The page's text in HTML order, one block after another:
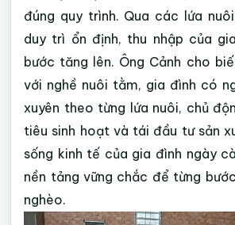
đúng quy trình. Qua các lứa
duy trì ổn định, thu nhập của
bước tăng lên. Ông Cảnh cho
với nghề nuôi tằm, gia đình có
xuyên theo từng lứa nuôi, chủ
tiêu sinh hoạt và tái đầu tư sản
sống kinh tế của gia đình ngày
nền tảng vững chắc để từng
nghèo.